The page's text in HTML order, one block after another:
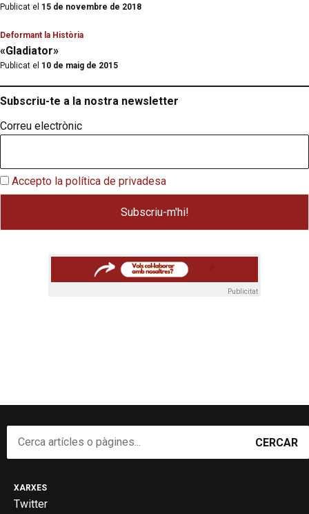
Publicat el 15 de novembre de 2018
Deformant la Història
«Gladiator»
Publicat el 10 de maig de 2015
Subscriu-te a la nostra newsletter
Correu electrònic
Accepto la política de privadesa
Publicitat
CERCAR
XARXES
Twitter